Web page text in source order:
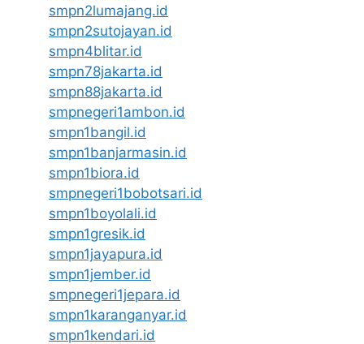
smpn2lumajang.id
smpn2sutojayan.id
smpn4blitar.id
smpn78jakarta.id
smpn88jakarta.id
smpnegeri1ambon.id
smpn1bangil.id
smpn1banjarmasin.id
smpn1biora.id
smpnegeri1bobotsari.id
smpn1boyolali.id
smpn1gresik.id
smpn1jayapura.id
smpn1jember.id
smpnegeri1jepara.id
smpn1karanganyar.id
smpn1kendari.id